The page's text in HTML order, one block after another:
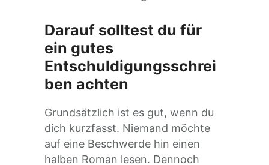
Darauf solltest du für
ein gutes
Entschuldigungsschrei
ben achten
Grundsätzlich ist es gut, wenn du
dich kurzfasst. Niemand möchte
auf eine Beschwerde hin einen
halben Roman lesen. Dennoch